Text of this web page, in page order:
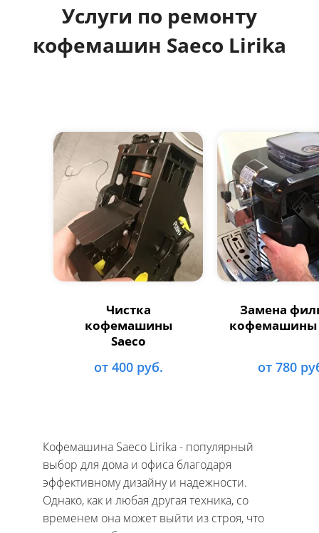
Услуги по ремонту
кофемашин Saeco Lirika
Замена
кофемашины
от 780
Чистка
кофемашины
Saeco
от 400 руб.
Кофемашина Saeco Lirika - популярный
выбор для дома и офиса благодаря
эффективному дизайну и надежности.
Однако, как и любая другая техника, со
временем она может выйти из строя, что